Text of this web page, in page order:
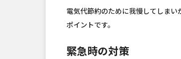
電気代節約のために我慢してしま
ポイントです。
緊急時の対策